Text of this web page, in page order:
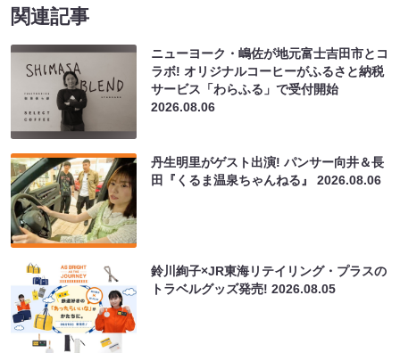
関連記事
ニューヨーク・嶋佐が地元富士吉田市とコ
ラボ! オリジナルコーヒーがふるさと納税
サービス「わらふる」で受付開始
2026.08.06
丹生明里がゲスト出演! パンサー向井＆長
田『くるま温泉ちゃんねる』2026.08.06
鈴川絢子×JR東海リテイリング・プラスの
トラベルグッズ発売!2026.08.05